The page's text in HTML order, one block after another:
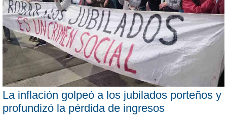
La inflación golpeó a los jubilados porteños y
profundizó la pérdida de ingresos